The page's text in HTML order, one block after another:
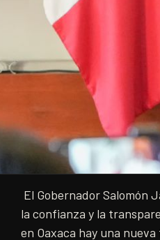
El Gobernador Salomón
la confianza y la
en Oaxaca hay una